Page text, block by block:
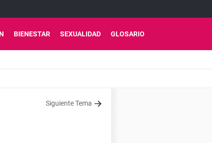
BIENESTAR SEXUALIDAD GLOSARIO
Siguiente Tema